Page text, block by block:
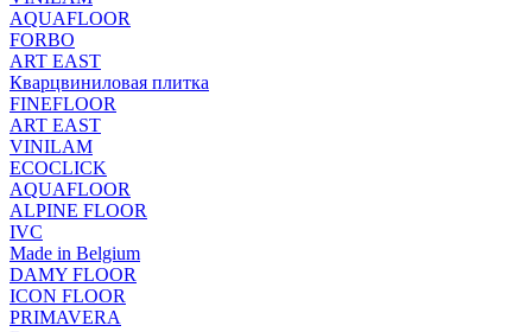
AQUAFLOOR
FORBO
ART EAST
Кварцвиниловая плитка
FINEFLOOR
ART EAST
VINILAM
ECOCLICK
AQUAFLOOR
ALPINE FLOOR
IVC
Made in Belgium
DAMY FLOOR
ICON FLOOR
PRIMAVERA